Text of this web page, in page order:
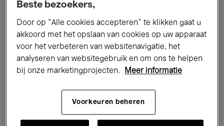
Tentoonstellingen Films
Performances Lezingen & Debatten
Jazz Klassieke Muziek Global Music
Elektronische Muziek
Beste bezoekers,
Door op “Alle cookies accepteren” te klikken gaat u
akkoord met het opslaan van cookies op uw apparaat
voor het verbeteren van websitenavigatie, het
analyseren van websitegebruik en om ons te helpen
bij onze marketingprojecten.
Meer informatie
Voorkeuren beheren